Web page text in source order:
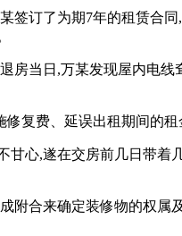
订了为期7年的租赁合
房当日,万某发现屋内电
复费、延误出租期间的租
心,遂在交房前几日带
合来确定装修物的权